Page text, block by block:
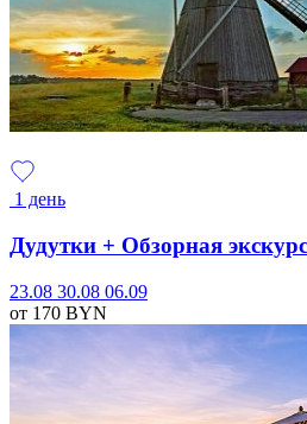
1 день
Дудутки + Обзорная
23.08 30.08 06.09
от 170 BYN